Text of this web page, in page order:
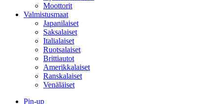
Moottorit
Valmistusmaat
Japanilaiset
Saksalaiset
Italialaiset
Ruotsalaiset
Brittiautot
Amerikkalaiset
Ranskalaiset
Venäläiset
Pin-up